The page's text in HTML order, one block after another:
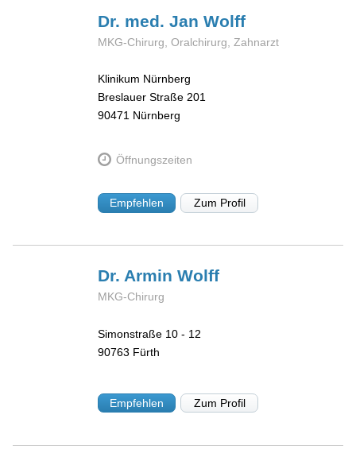
Dr. med. JanWolff
MKG-Chirurg, Oralchirurg, Zahnarzt
Klinikum Nürnberg
Breslauer Straße 201
90471 Nürnberg
Öffnungszeiten
Empfehlen Zum Profil
Dr. ArminWolff
MKG-Chirurg
Simonstraße 10 - 12
90763 Fürth
Empfehlen Zum Profil